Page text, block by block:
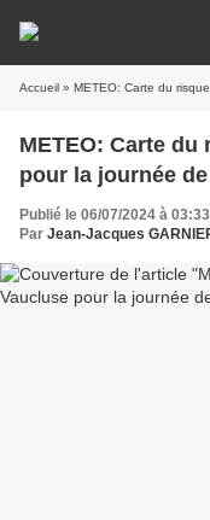
Accueil » METEO: Carte du risque
METEO: Carte
pour la journée
Publié le 06/07/2024 à 03:33
Par Jean-Jacques